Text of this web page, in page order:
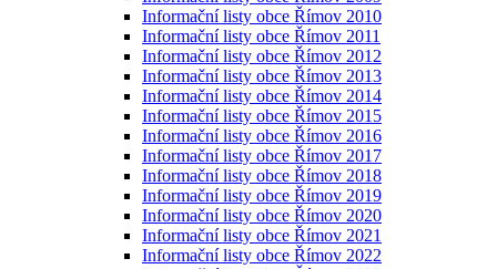
Informační listy obce Římov 2010
Informační listy obce Římov 2011
Informační listy obce Římov 2012
Informační listy obce Římov 2013
Informační listy obce Římov 2014
Informační listy obce Římov 2015
Informační listy obce Římov 2016
Informační listy obce Římov 2017
Informační listy obce Římov 2018
Informační listy obce Římov 2019
Informační listy obce Římov 2020
Informační listy obce Římov 2021
Informační listy obce Římov 2022